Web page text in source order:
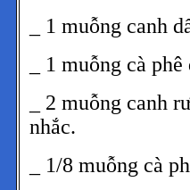
_ 1 muỗng canh
_ 1 muỗng cà
_ 2 muỗng canh
nhắc.
_ 1/8 muỗng cà